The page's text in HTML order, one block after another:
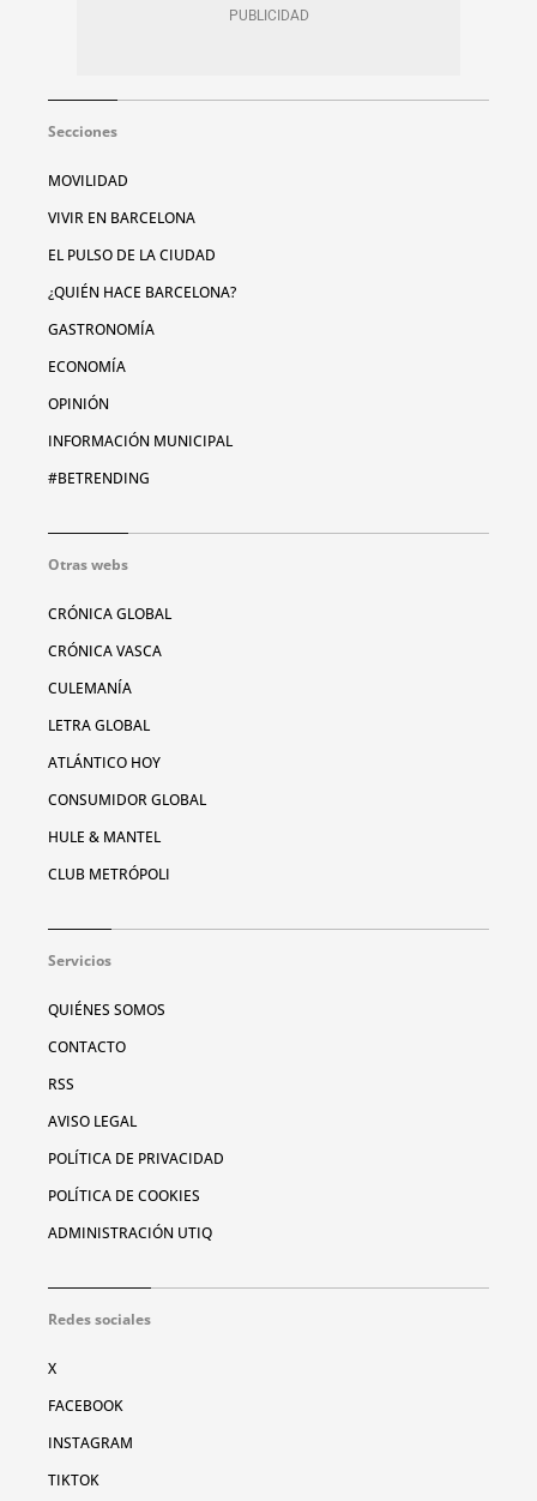
Secciones
MOVILIDAD
VIVIR EN BARCELONA
EL PULSO DE LA CIUDAD
¿QUIÉN HACE BARCELONA?
GASTRONOMÍA
ECONOMÍA
OPINIÓN
INFORMACIÓN MUNICIPAL
#BETRENDING
Otras webs
CRÓNICA GLOBAL
CRÓNICA VASCA
CULEMANÍA
LETRA GLOBAL
ATLÁNTICO HOY
CONSUMIDOR GLOBAL
HULE & MANTEL
CLUB METRÓPOLI
Servicios
QUIÉNES SOMOS
CONTACTO
RSS
AVISO LEGAL
POLÍTICA DE PRIVACIDAD
POLÍTICA DE COOKIES
ADMINISTRACIÓN UTIQ
Redes sociales
X
FACEBOOK
INSTAGRAM
TIKTOK